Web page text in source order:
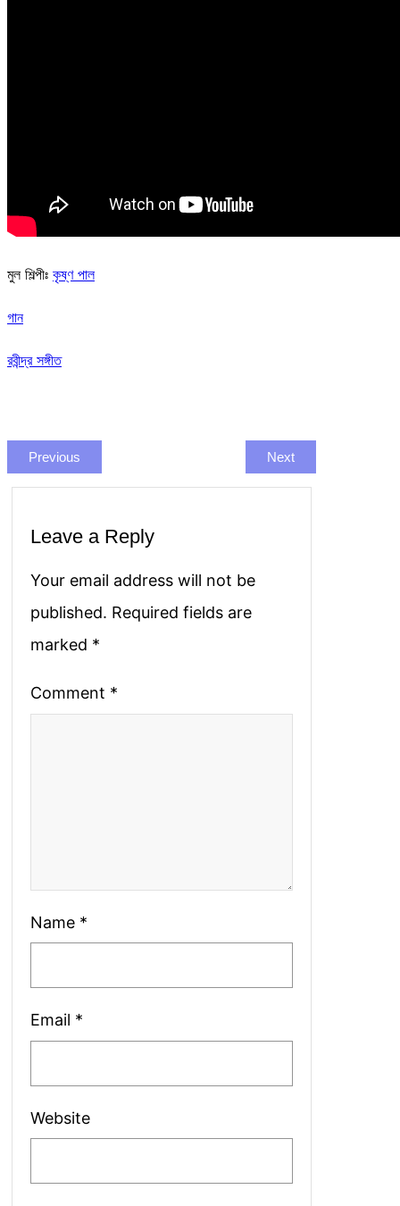
মুল শিল্পীঃ কৃষ্ণ পাল
গান
রবীন্দ্র সঙ্গীত
Previous Next
Leave a Reply
Your email address will not be
published. Required fields are
marked *
Comment *
Name *
Email *
Website